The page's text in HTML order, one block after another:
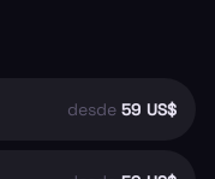
desde 59 US$